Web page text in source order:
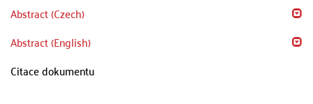
Abstract (Czech)
Abstract (English)
Citace dokumentu